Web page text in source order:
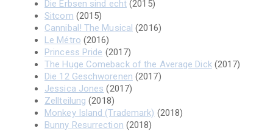
Die Erbsen sind echt (2015)
Sitcom (2015)
Cannibal! The Musical (2016)
Le Métro (2016)
Princess Pride (2017)
The Huge Comeback of the Average Dick(2017)
Die 12 Geschworenen (2017)
Jessica Jones (2017)
Zellteilung (2018)
Monkey Island (Trademark) (2018)
Bunny Resurrection (2018)